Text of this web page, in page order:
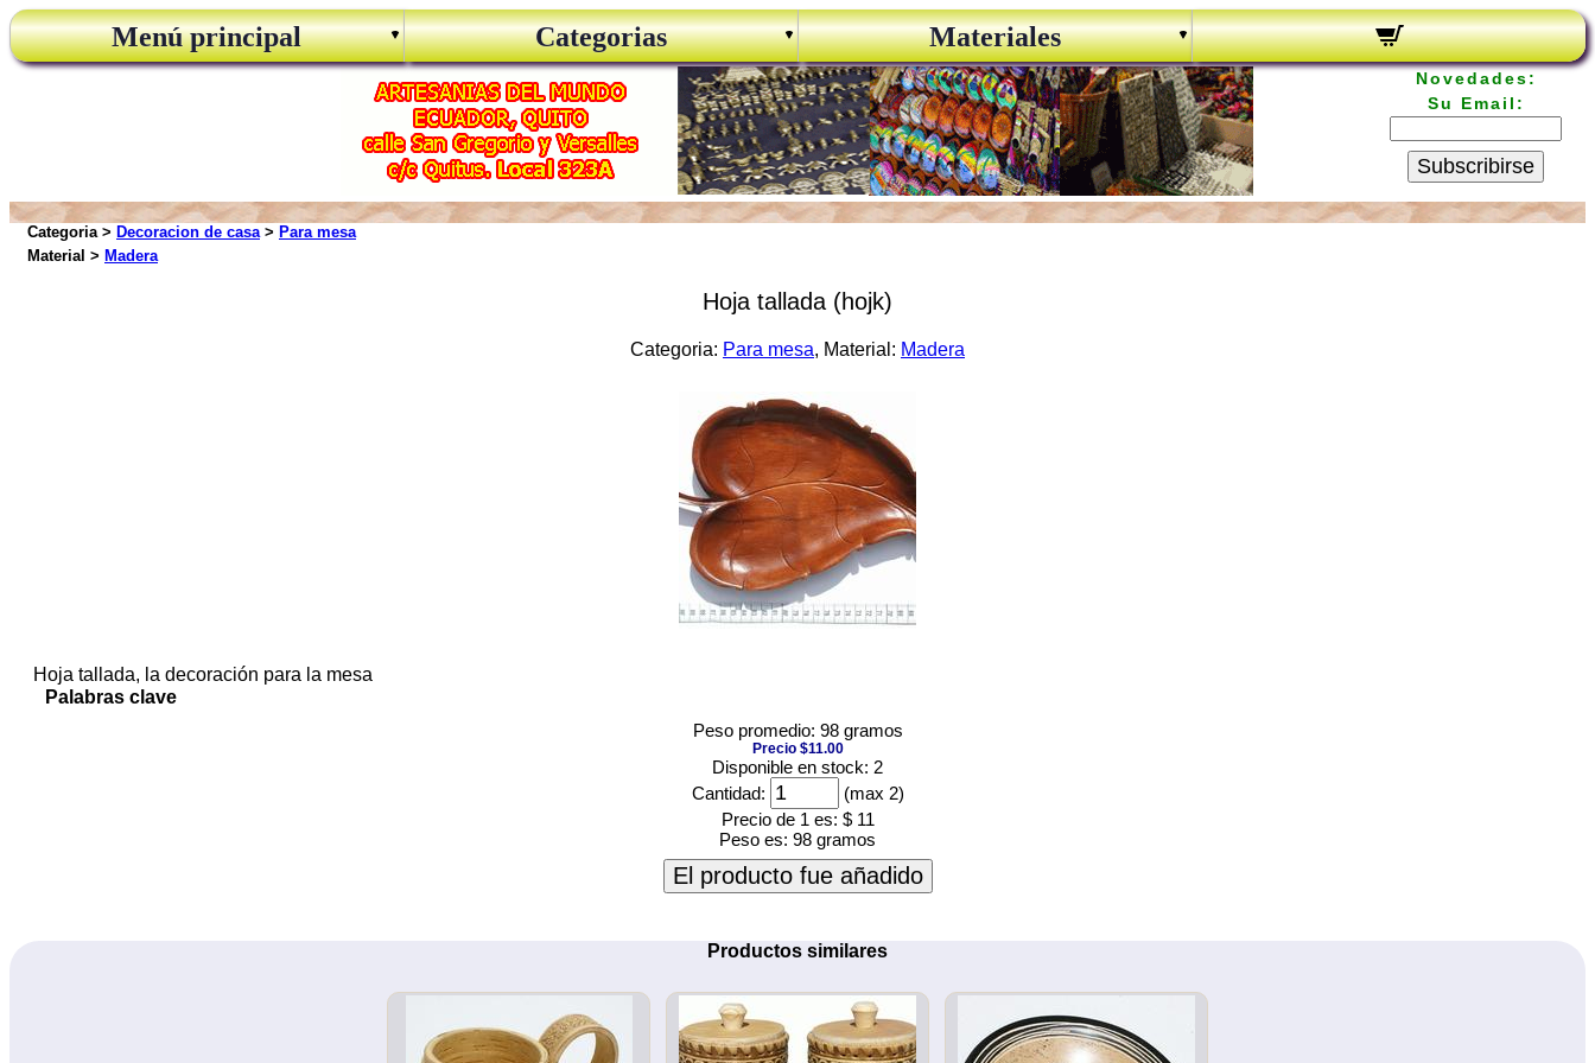
Menú principal Categorias Materiales
Novedades:
Su Email:
Subscribirse
Categoria > Decoracion de casa> Para mesa
Material > Madera
Hoja tallada (hojk)
Categoria: Para mesa, Material: Madera
Hoja tallada, la decoración para la mesa
Palabras clave
Peso promedio: 98 gramos
Precio $11.00
Disponible en stock: 2
Cantidad:
(max 2)
Precio de 1 es: $ 11
Peso es: 98 gramos
El producto fue añadido
Productos similares